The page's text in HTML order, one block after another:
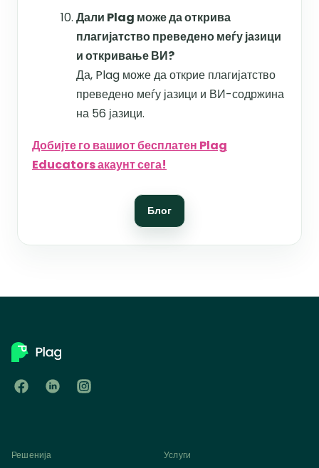
Дали Plag може да открива
плагијатство преведено меѓу јазици
и откривање ВИ?
Да, Plag може да открие плагијатство
преведено меѓу јазици и ВИ-содржина
на 56 јазици.
Добијте го вашиот бесплатен Plag
Educators акаунт сега!
Блог
Решенија Услуги